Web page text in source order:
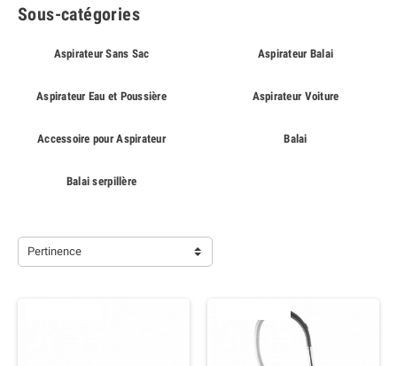
Sous-catégories
Aspirateur Sans Sac Aspirateur Balai
Aspirateur Eau et Poussière Aspirateur Voiture
Accessoire pour Aspirateur Balai
Balai serpillère
Pertinence